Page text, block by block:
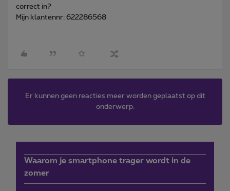
correct in?
Mijn klantennr: 622286568
Er kunnen geen reacties meer worden geplaatst op dit
onderwerp.
Waarom je smartphone trager wordt in de
zomer